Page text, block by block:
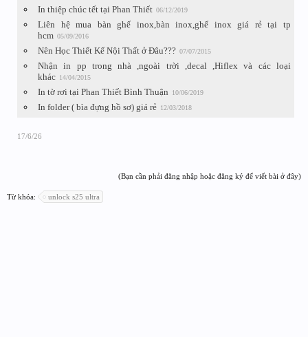
In thiệp chúc tết tại Phan Thiết 06/12/2019
Liên hệ mua bàn ghế inox,bàn inox,ghế inox giá rẻ tại tp
hcm 05/09/2016
Nên Học Thiết Kế Nội Thất ở Đâu??? 07/07/2015
Nhận in pp trong nhà ,ngoài trời ,decal ,Hiflex và các loại
khác 14/04/2015
In tờ rơi tại Phan Thiết Bình Thuận 10/06/2019
In folder ( bìa đựng hồ sơ) giá rẻ 12/03/2018
17/6/26
(Bạn cần phải đăng nhập hoặc đăng ký để viết bài ở đây)
Từ khóa: unlock s25 ultra